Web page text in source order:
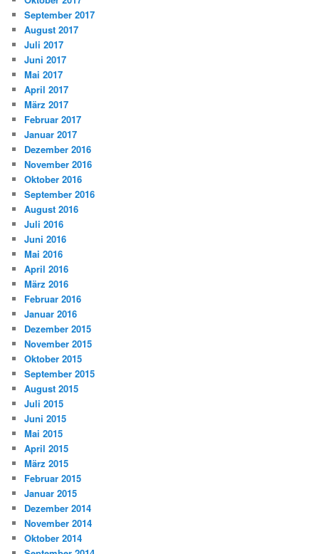
September 2017
August 2017
Juli 2017
Juni 2017
Mai 2017
April 2017
März 2017
Februar 2017
Januar 2017
Dezember 2016
November 2016
Oktober 2016
September 2016
August 2016
Juli 2016
Juni 2016
Mai 2016
April 2016
März 2016
Februar 2016
Januar 2016
Dezember 2015
November 2015
Oktober 2015
September 2015
August 2015
Juli 2015
Juni 2015
Mai 2015
April 2015
März 2015
Februar 2015
Januar 2015
Dezember 2014
November 2014
Oktober 2014